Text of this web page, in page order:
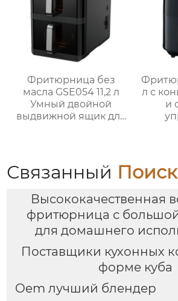
Фритюрница без
масла GSE054 11,2 л
Умный двойной
выдвижной ящик для
л с
и
Связанный Поиск
Высококачественная
фритюрница с
для домашнего
Поставщики кухонных
форме куба
Oem лучший блендер